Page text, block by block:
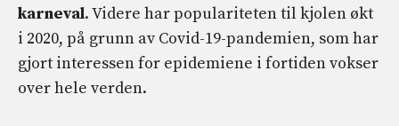
karneval. Videre har populariteten til kjolen økt
i 2020, på grunn av Covid-19-pandemien, som har
gjort interessen for epidemiene i fortiden vokser
over hele verden.